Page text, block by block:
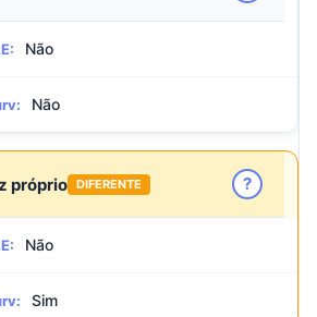
Não
Não
próprio DIFERENTE ?
Não
Sim